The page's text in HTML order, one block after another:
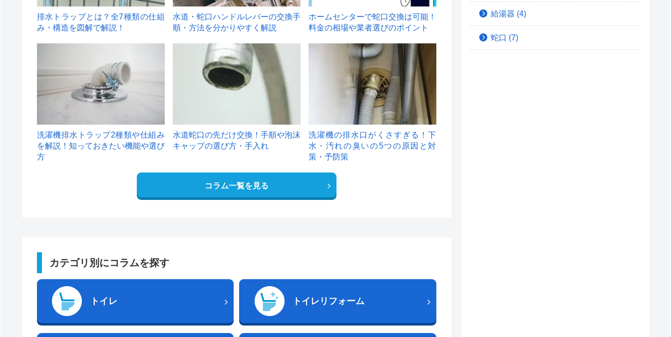
排水トラップとは？全7種類の仕組
み・構造を図解で解説！
水道・蛇口ハンドルレバーの交換手
順・方法を分かりやすく解説
ホームセンターで蛇口交換は可能！
料金の相場や業者選びのポイント
洗濯機排水トラップ2種類や仕組み
を解説！知っておきたい機能や選び
方
水道蛇口の先だけ交換！手順や泡沫
キャップの選び方・手入れ
洗濯機の排水口がくさすぎる！下
水・汚れの臭いの5つの原因と対
策・予防策
コラム一覧を見る
カテゴリ別にコラムを探す
トイレ トイレリフォーム
給湯器 (4)
蛇口 (7)